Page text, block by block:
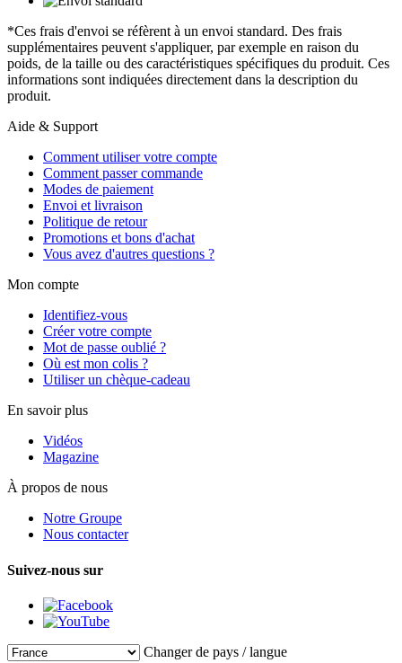
*Ces frais d'envoi se réfèrent à un envoi standard. Des frais
supplémentaires peuvent s'appliquer, par exemple en raison du
poids, de la taille ou des caractéristiques spécifiques du produit. Ces
informations sont indiquées directement dans la description du
produit.
Aide & Support
Comment utiliser votre compte
Comment passer commande
Modes de paiement
Envoi et livraison
Politique de retour
Promotions et bons d'achat
Vous avez d'autres questions ?
Mon compte
Identifiez-vous
Créer votre compte
Mot de passe oublié ?
Où est mon colis ?
Utiliser un chèque-cadeau
En savoir plus
Vidéos
Magazine
À propos de nous
Notre Groupe
Nous contacter
Suivez-nous sur
Changer de pays / langue